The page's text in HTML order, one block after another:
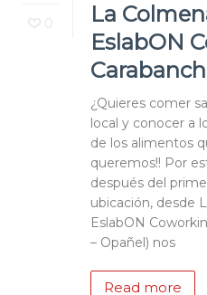
0
La
EslabON
¿Quieres comer
local y conocer a
de los alimentos
queremos!! Por
después del
ubicación, desde
EslabON
– Opañel) nos
Read more